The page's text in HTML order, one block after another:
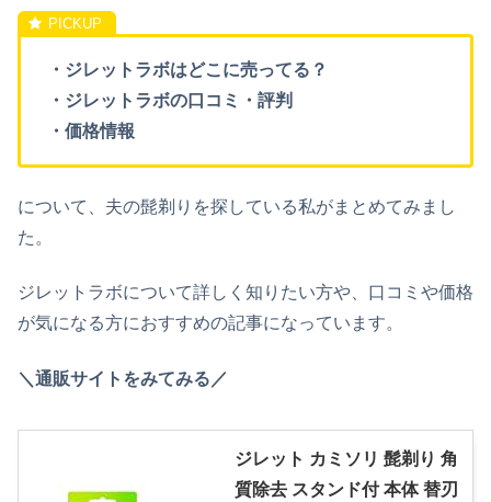
・ジレットラボはどこに売ってる？
・ジレットラボの口コミ・評判
・価格情報
について、夫の髭剃りを探している私がまとめてみまし
た。
ジレットラボについて詳しく知りたい方や、口コミや価格
が気になる方におすすめの記事になっています。
＼通販サイトをみてみる／
ジレット カミソリ 髭剃り 角
質除去 スタンド付 本体 替刃